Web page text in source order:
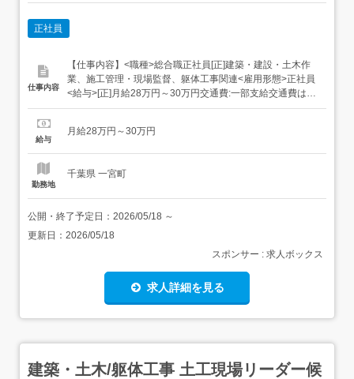
正社員
仕事内容
【仕事内容】<職種>総合職正社員[正]建築・建設・土木作
業、施工管理・現場監督、躯体工事関連<雇用形態>正社員
<給与>[正]月給28万円～30万円交通費:一部支給交通費は当
社規定により支給いたします。 昇給年1回 賞与年3回 試用
内容>総合職正社員 将来の当社の軸となって頂ける方を 育
給与
月給28万円～30万円
勤務地
千葉県 一宮町
公開・終了予定日： 2026/05/18 ～
更新日： 2026/05/18
スポンサー : 求人ボックス
求人詳細を見る
建築・土木/躯体工事 土工現場リーダー候